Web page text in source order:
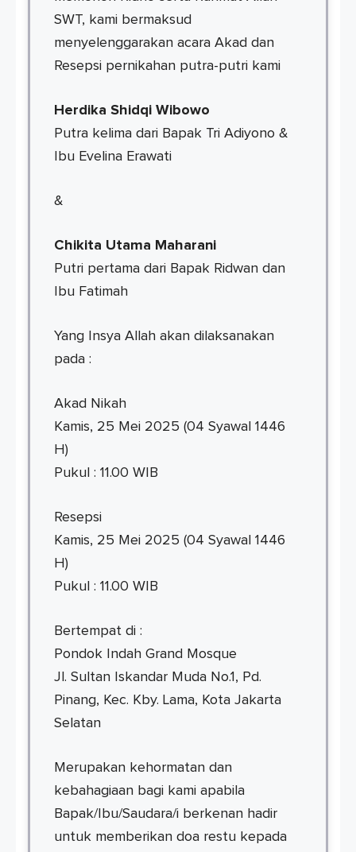
SWT, kami bermaksud
menyelenggarakan acara Akad dan
Resepsi pernikahan putra-putri kami
Herdika Shidqi Wibowo
Putra kelima dari Bapak Tri Adiyono &
Ibu Evelina Erawati
&
Chikita Utama Maharani
Putri pertama dari Bapak Ridwan dan
Ibu Fatimah
Yang Insya Allah akan dilaksanakan
pada :
Akad Nikah
Kamis, 25 Mei 2025 (04 Syawal 1446
H)
Pukul : 11.00 WIB
Resepsi
Kamis, 25 Mei 2025 (04 Syawal 1446
H)
Pukul : 11.00 WIB
Bertempat di :
Pondok Indah Grand Mosque
Jl. Sultan Iskandar Muda No.1, Pd.
Pinang, Kec. Kby. Lama, Kota Jakarta
Selatan
Merupakan kehormatan dan
kebahagiaan bagi kami apabila
Bapak/Ibu/Saudara/i berkenan hadir
untuk memberikan doa restu kepada